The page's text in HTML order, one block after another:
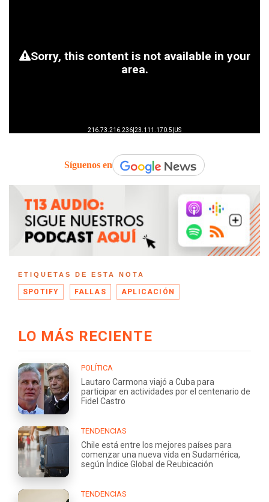
Síguenos en
ETIQUETAS DE ESTA NOTA
SPOTIFY FALLAS APLICACIÓN
LO MÁS RECIENTE
POLÍTICA
Lautaro Carmona viajó a Cuba para
participar en actividades por el centenario de
Fidel Castro
TENDENCIAS
Chile está entre los mejores países para
comenzar una nueva vida en Sudamérica,
según Índice Global de Reubicación
TENDENCIAS